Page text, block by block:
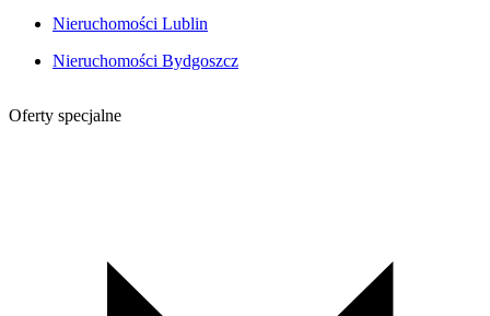
Nieruchomości Lublin
Nieruchomości Bydgoszcz
Oferty specjalne